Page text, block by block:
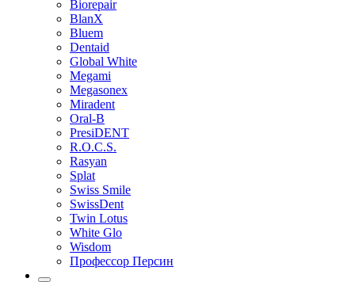
Biorepair
BlanX
Bluem
Dentaid
Global White
Megami
Megasonex
Miradent
Oral-B
PresiDENT
R.O.C.S.
Rasyan
Splat
Swiss Smile
SwissDent
Twin Lotus
White Glo
Wisdom
Профессор Персин